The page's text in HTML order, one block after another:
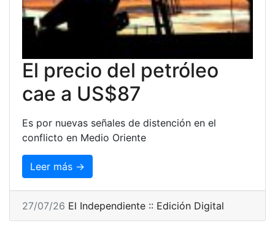
El precio del petróleo
cae a US$87
Es por nuevas señales de distención en el
conflicto en Medio Oriente
Leer más →
27/07/26 El Independiente :: Edición Digital